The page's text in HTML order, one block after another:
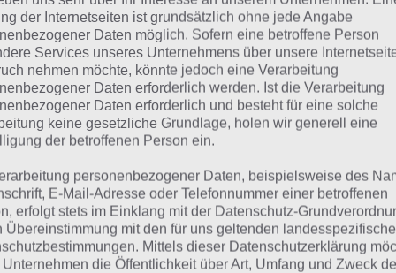
Crash Arena Turbo
nun zunächst alle Informationen rund um Gangs in
Gang gründen und finden
der Internetseiten ist grundsätzlich ohne jede Angabe
Daten möglich. Sofern eine betroffene Person
Services unseres Unternehmens über unsere
nehmen möchte, könnte jedoch eine Verarbeitung
Daten erforderlich werden. Ist die Verarbeitung
Daten erforderlich und besteht für eine solche
keine gesetzliche Grundlage, holen wir generell eine
der betroffenen Person ein.
personenbezogener Daten, beispielsweise des
E-Mail-Adresse oder Telefonnummer einer betroffenen
erfolgt stets im Einklang mit der Datenschutz-
Übereinstimmung mit den für uns geltenden
Mittels dieser Datenschutzerklärung
Unternehmen die Öffentlichkeit über Art, Umfang und Zweck